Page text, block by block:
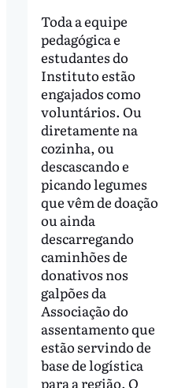
Toda a equipe
pedagógica e
estudantes do
Instituto estão
engajados como
voluntários. Ou
diretamente na
cozinha, ou
descascando e
picando legumes
que vêm de doação
ou ainda
descarregando
caminhões de
donativos nos
galpões da
Associação do
assentamento que
estão servindo de
base de logística
para a região. O